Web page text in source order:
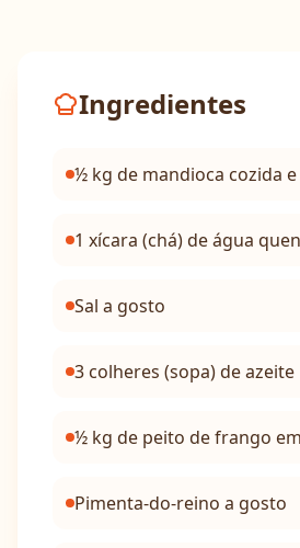
Ingredientes
½ kg de mandioca cozida
1 xícara (chá) de água
Sal a gosto
3 colheres (sopa) de azeite
½ kg de peito de frango
Pimenta-do-reino a gosto